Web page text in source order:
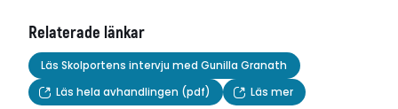
Relaterade länkar
Läs Skolportens intervju med Gunilla Granath
Läs hela avhandlingen (pdf)
Läs mer